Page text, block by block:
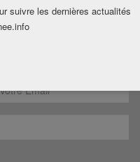
suivre les dernières actualités